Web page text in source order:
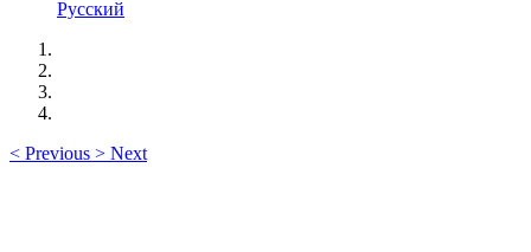
Русский
< Previous > Next